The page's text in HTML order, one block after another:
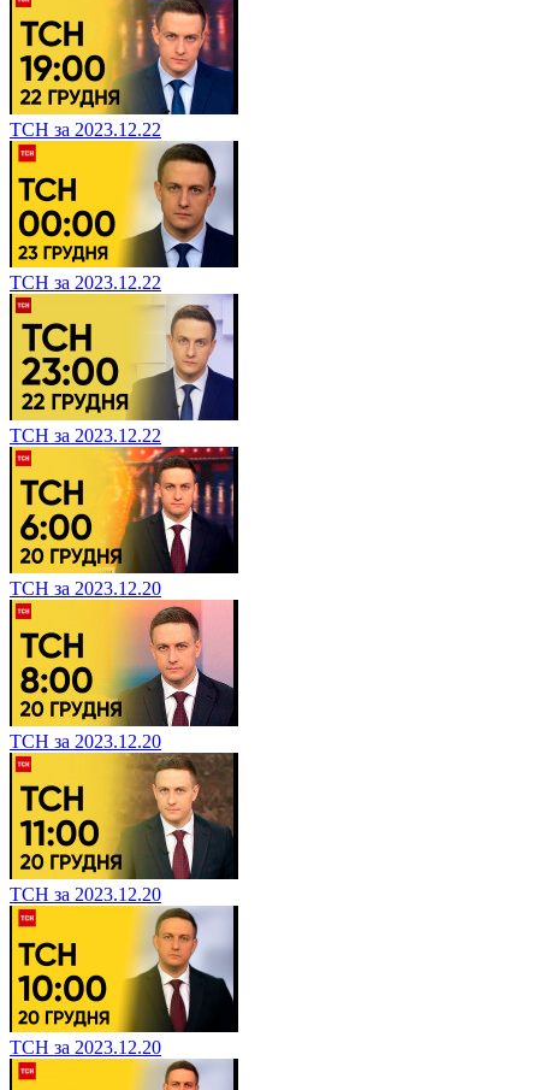
ТСН за 2023.12.22
ТСН за 2023.12.22
ТСН за 2023.12.22
ТСН за 2023.12.20
ТСН за 2023.12.20
ТСН за 2023.12.20
ТСН за 2023.12.20